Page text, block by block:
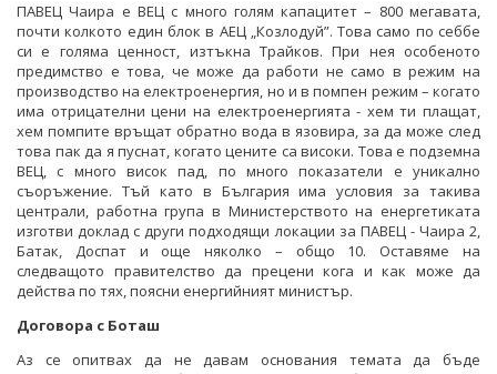
ПАВЕЦ Чаира е ВЕЦ с много голям капацитет – 800 мегавата,
почти колкото един блок в АЕЦ „Козлодуй”. Това само по себбе
си е голяма ценност, изтъкна Трайков. При нея особеното
предимство е това, че може да работи не само в режим на
производство на електроенергия, но и в помпен режим – когато
има отрицателни цени на електроенергията - хем ти плащат,
хем помпите връщат обратно вода в язовира, за да може след
това пак да я пуснат, когато цените са високи. Това е подземна
ВЕЦ, с много висок пад, по много показатели е уникално
съоръжение. Тъй като в България има условия за такива
централи, работна група в Министерството на енергетиката
изготви доклад с други подходящи локации за ПАВЕЦ - Чаира 2,
Батак, Доспат и още няколко – общо 10. Оставяме на
следващото правителство да прецени кога и как може да
действа по тях, поясни енергийният министър.
Договора с Боташ
Аз се опитвах да не давам основания темата да бъде